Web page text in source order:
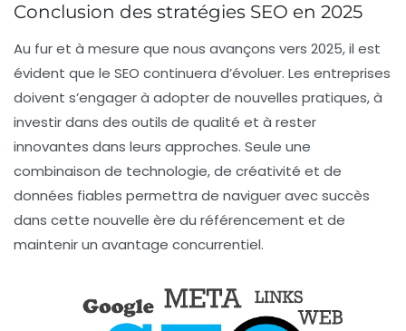
Conclusion des stratégies SEO en 2025
Au fur et à mesure que nous avançons vers 2025, il est
évident que le SEO continuera d’évoluer. Les entreprises
doivent s’engager à adopter de nouvelles pratiques, à
investir dans des outils de qualité et à rester
innovantes dans leurs approches. Seule une
combinaison de technologie, de créativité et de
données fiables permettra de naviguer avec succès
dans cette nouvelle ère du référencement et de
maintenir un avantage concurrentiel.